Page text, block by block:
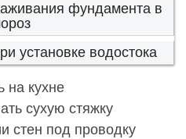
фундамента в
установке водостока
на кухне
сухую стяжку
стен под проводку